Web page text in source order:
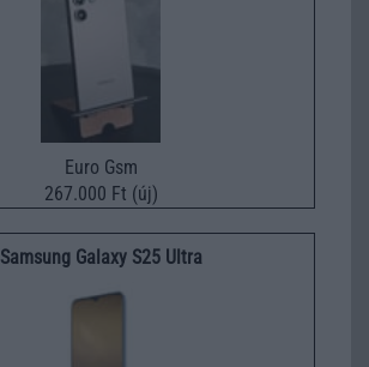
Euro Gsm
267.000 Ft (új)
Samsung Galaxy S25 Ultra